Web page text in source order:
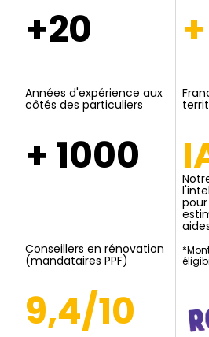
+20
Années d'expérience aux
côtés des particuliers
+ 1000
Conseillers en rénovation
(mandataires PPF)
9,4/10